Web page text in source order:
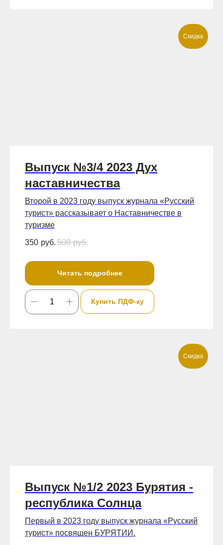
Скидка
Выпуск №3/4 2023 Дух
наставничества
Второй в 2023 году выпуск журнала «Русский
турист» рассказывает о Наставничестве в
туризме
350 руб. 500 руб.
Читать подробнее
Купить ПДФ-ку
Скидка
Выпуск №1/2 2023 Бурятия -
республика Солнца
Первый в 2023 году выпуск журнала «Русский
турист» посвящен БУРЯТИИ.